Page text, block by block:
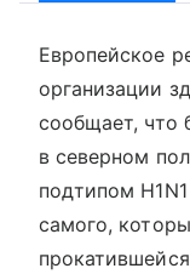
Европейское
организации
сообщает, что
в северном
подтипом
самого,